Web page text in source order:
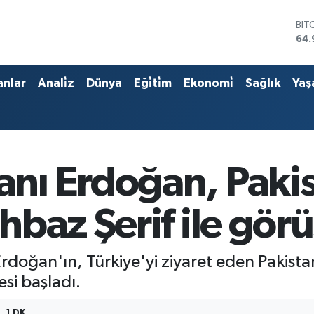
Anali̇z Dünya Eği̇ti̇m Ekonomi̇ Sağlık
Erdoğan,
Şerif ile
Türkiye'yi ziyaret eden
başladı.